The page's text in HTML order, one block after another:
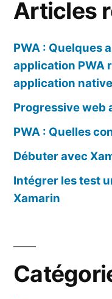
Articles
PWA : Quelques
application PWA
application
Progressive web
PWA : Quelles
Débuter avec
Intégrer les test
Xamarin